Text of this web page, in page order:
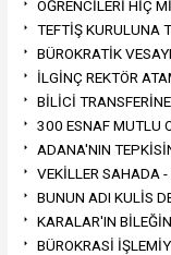
ÖĞRENCİLERİ HİÇ
TEFTİŞ KURULUNA
BÜROKRATİK
İLGİNÇ REKTÖR
BİLİCİ
300 ESNAF MUTLU
ADANA'NIN
VEKİLLER SAHADA -
BUNUN ADI KULİS
KARALAR'IN
BÜROKRASİ